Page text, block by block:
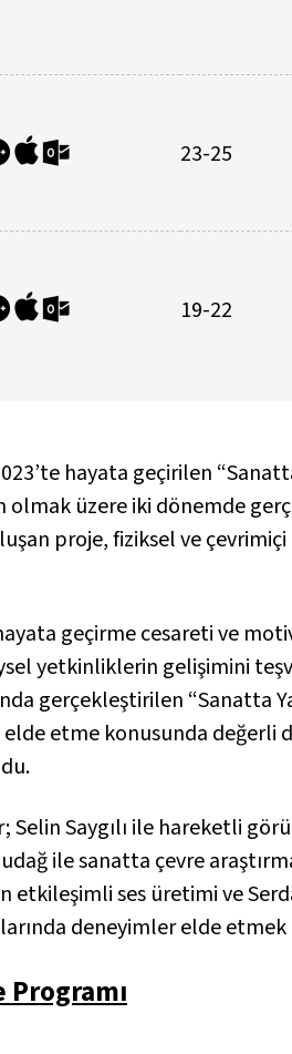
23-25
19-22
hayata geçirilen
olmak üzere iki dönemde
proje, fiziksel ve
geçirme cesareti ve
yetkinliklerin gelişimini
gerçekleştirilen “Sanatta
etme konusunda değerli
Selin Saygılı ile hareketli
ile sanatta çevre
etkileşimli ses üretimi ve
deneyimler elde
Programı